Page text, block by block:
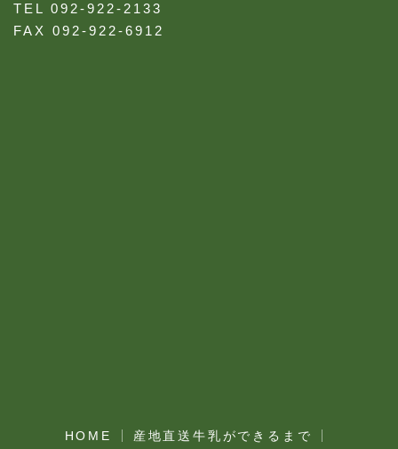
TEL 092-922-2133
FAX 092-922-6912
HOME 産地直送牛乳ができるまで